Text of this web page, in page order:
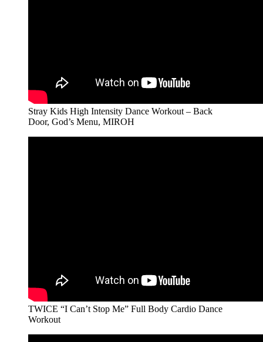
Stray Kids High Intensity Dance Workout – Back
Door, God’s Menu, MIROH
TWICE “I Can’t Stop Me” Full Body Cardio Dance
Workout